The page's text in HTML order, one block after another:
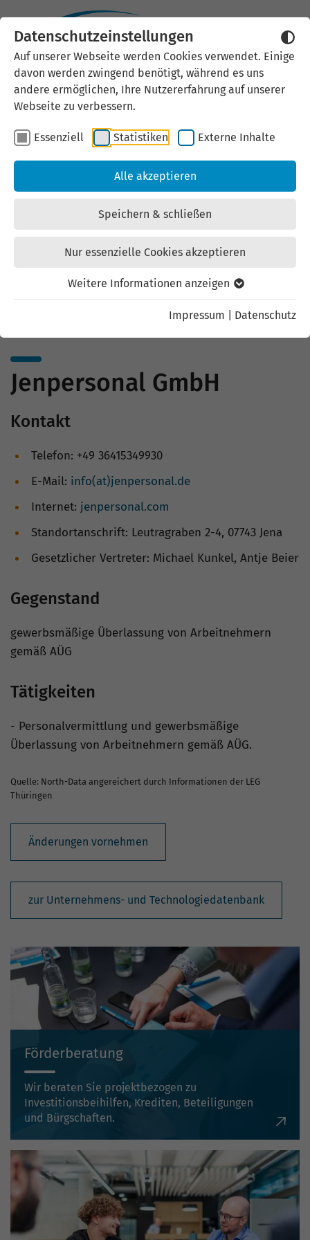
Datenschutzeinstellungen
Auf unserer Webseite werden Cookies verwendet. Einige
davon werden zwingend benötigt, während es uns
andere ermöglichen, Ihre Nutzererfahrung auf unserer
Webseite zu verbessern.
Essenziell Statistiken Externe Inhalte
Alle akzeptieren
Speichern & schließen
Nur essenzielle Cookies akzeptieren
Weitere Informationen anzeigen
Impressum Datenschutz
Externen Inhalt laden
Wir verwenden auf unserer
Website externe Inhalte, um Ihnen
zusätzliche Informationen
anzubieten. Einige externe Inhalte
(z.B. Google Maps, Youtube)
können persönliche Daten (z.B. IP-
Mit der Bestätigung erklären Sie
Jenpersonal GmbH
Kontakt
Telefon: +49 36415349930
E-Mail: info(at)jenpersonal.de
Internet: jenpersonal.com
Standortanschrift: Leutragraben 2-4, 07743 Jena
Gesetzlicher Vertreter: Michael Kunkel, Antje Beier
Gegenstand
gewerbsmäßige Überlassung von Arbeitnehmern
gemäß AÜG
Tätigkeiten
- Personalvermittlung und gewerbsmäßige
Überlassung von Arbeitnehmern gemäß AÜG.
Quelle: North-Data angereichert durch Informationen der LEG
Thüringen
Änderungen vornehmen
zur Unternehmens- und Technologiedatenbank
Förderberatung
Wir beraten Sie projektbezogen zu
Investitionsbeihilfen, Krediten, Beteiligungen
und Bürgschaften.